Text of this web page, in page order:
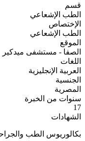
قسم
الطب الإشعاعي
الإختصاص
الطب الإشعاعي
الموقع
الصفا - مستشفى ميدكير
اللغات
العربية الإنجليزية
الجنسية
المصرية
سنوات من الخبرة
17
الشهادات
بكالوريوس الطب